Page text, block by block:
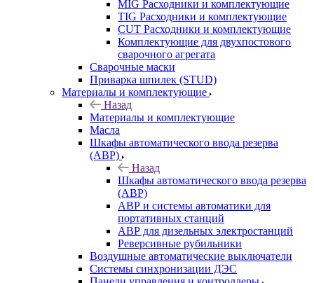
MIG Расходники и комплектующие
TIG Расходники и комплектующие
CUT Расходники и комплектующие
Комплектующие для двухпостового
сварочного агрегата
Сварочные маски
Приварка шпилек (STUD)
Материалы и комплектующие
Назад
Материалы и комплектующие
Масла
Шкафы автоматического ввода резерва
(АВР)
Назад
Шкафы автоматического ввода резерва
(АВР)
АВР и системы автоматики для
портативных станций
АВР для дизельных электростанций
Реверсивные рубильники
Воздушные автоматические выключатели
Системы синхронизации ДЭС